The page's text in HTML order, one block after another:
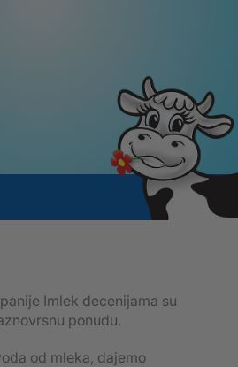
Imlek decenijama su
ponudu.
od mleka, dajemo